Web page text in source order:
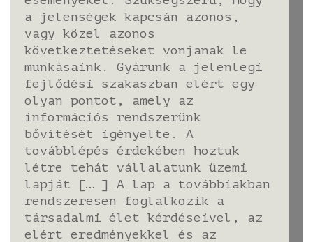
a jelenségek kapcsán azonos,
vagy közel azonos
következtetéseket vonjanak le
munkásaink. Gyárunk a jelenlegi
fejlődési szakaszban elért egy
olyan pontot, amely az
információs rendszerünk
bővítését igényelte. A
továbblépés érdekében hoztuk
létre tehát vállalatunk üzemi
lapját [… ] A lap a továbbiakban
rendszeresen foglalkozik a
társadalmi élet kérdéseivel, az
elért eredményekkel és az